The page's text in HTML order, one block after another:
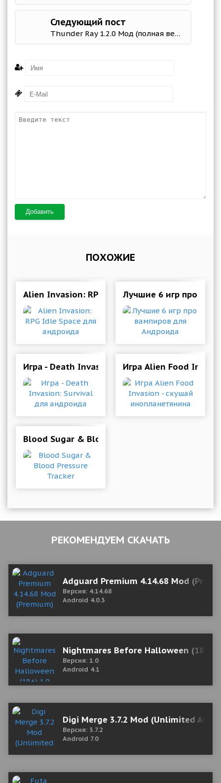
Следующий пост
Thunder Ray 1.2.0 Мод (полная версия)
Добавить
ПОХОЖИЕ
Alien Invasion: RPG Idle Space для андроида
Лучшие 6 игр про
Игра - Death Invasion: Survival для андроида
Игра Alien Food
Blood Sugar & Blood Pressure Tracker
РЕКОМЕНДУЕМ СКАЧАТЬ
Adguard Premium 4.14.68 Mod
Версия: 4.14.68
Android 4.0.3
Nightmares Before Halloween (18+)
Версия: 1.0
Android 4.1
Digi Merge 3.7.2 Mod (Unlimited All)
Версия: 3.7.2
Android 7.0